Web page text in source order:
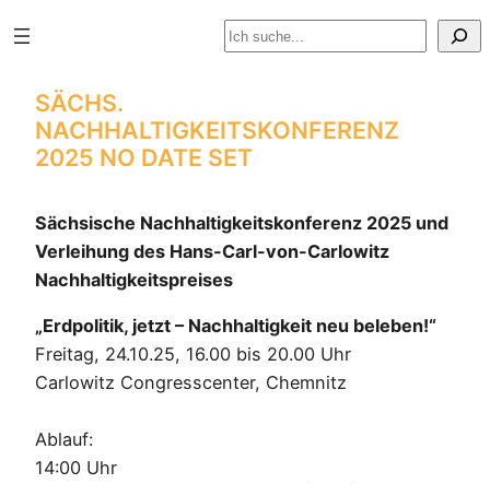
to
Suchen
SÄCHS.
NACHHALTIGKEITSKONFERENZ
2025 NO DATE SET
Sächsische Nachhaltigkeitskonferenz 2025 und
Verleihung des Hans-Carl-von-Carlowitz
Nachhaltigkeitspreises
„Erdpolitik, jetzt – Nachhaltigkeit neu beleben!“
Freitag, 24.10.25, 16.00 bis 20.00 Uhr
Carlowitz Congresscenter, Chemnitz
Ablauf:
14:00 Uhr